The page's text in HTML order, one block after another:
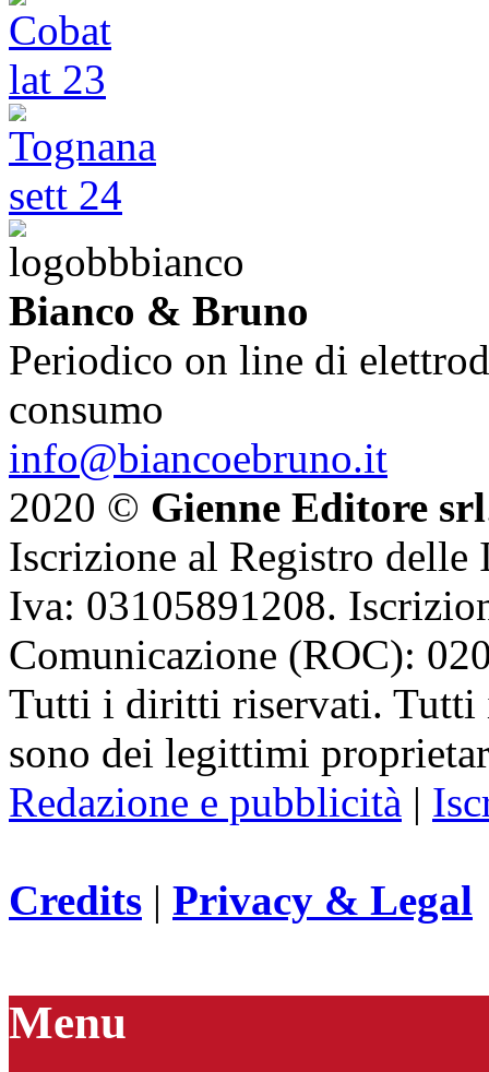
Bianco & Bruno
Periodico on line di
consumo
info@biancoebruno.it
2020 © Gienne Editore srl
Iscrizione al Registro delle
Iva: 03105891208.
Comunicazione (ROC):
Tutti i diritti riservati. Tutti
sono dei legittimi
Redazione e pubblicità |
Credits | Privacy & Legal
Menu